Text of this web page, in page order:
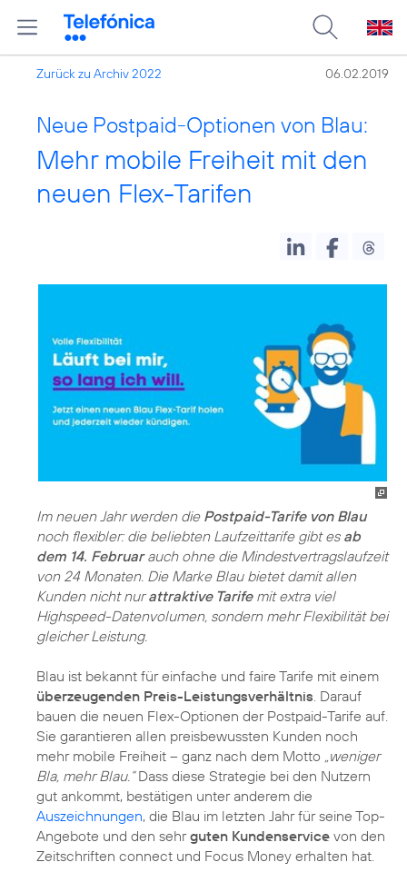
Zurück zu Archiv 2022 06.02.2019
Neue Postpaid-Optionen von Blau:
Mehr mobile Freiheit mit den
neuen Flex-Tarifen
Im neuen Jahr werden die Postpaid-Tarife von Blau
noch flexibler: die beliebten Laufzeittarife gibt es ab
dem 14. Februarauch ohne die Mindestvertragslaufzeit
von 24 Monaten. Die Marke Blau bietet damit allen
Kunden nicht nurattraktive Tarifemit extra viel
Highspeed-Datenvolumen, sondern mehr Flexibilität bei
gleicher Leistung.
Blau ist bekannt für einfache und faire Tarife mit einem
überzeugenden Preis-Leistungsverhältnis . Darauf
bauen die neuen Flex-Optionen der Postpaid-Tarife auf.
Sie garantieren allen preisbewussten Kunden noch
mehr mobile Freiheit – ganz nach dem Motto „weniger
Bla, mehr Blau.“Dass diese Strategie bei den Nutzern
gut ankommt, bestätigen unter anderem die
Auszeichnungen, die Blau im letzten Jahr für seine Top-
Angebote und den sehrguten Kundenservice von den
Zeitschriften connect und Focus Money erhalten hat.